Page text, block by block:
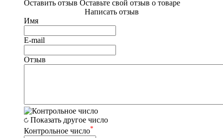
Оставить отзыв Оставьте свой отзыв о товаре
Написать отзыв
Имя
E-mail
Отзыв
Показать другое число
Контрольное число*